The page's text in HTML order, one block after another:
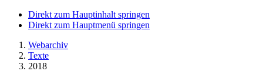
Direkt zum Hauptinhalt springen
Direkt zum Hauptmenü springen
Webarchiv
Texte
2018